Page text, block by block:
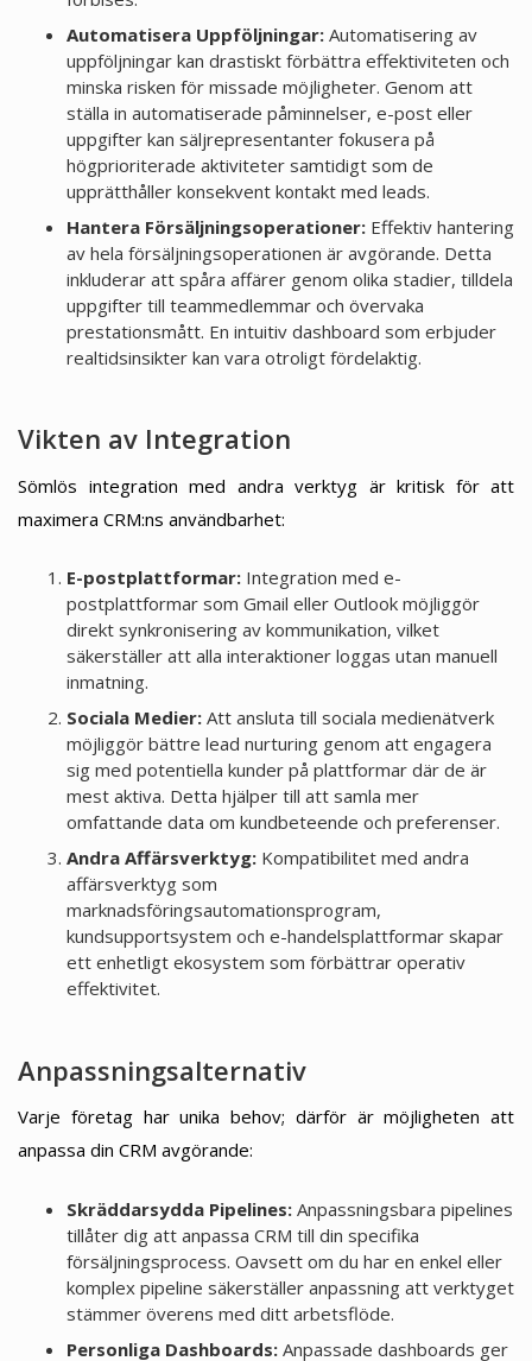
Automatisera Uppföljningar:Automatisering av
uppföljningar kan drastiskt förbättra effektiviteten och
minska risken för missade möjligheter. Genom att
ställa in automatiserade påminnelser, e-post eller
uppgifter kan säljrepresentanter fokusera på
högprioriterade aktiviteter samtidigt som de
upprätthåller konsekvent kontakt med leads.
Hantera Försäljningsoperationer:Effektiv hantering
av hela försäljningsoperationen är avgörande. Detta
inkluderar att spåra affärer genom olika stadier, tilldela
uppgifter till teammedlemmar och övervaka
prestationsmått. En intuitiv dashboard som erbjuder
realtidsinsikter kan vara otroligt fördelaktig.
Vikten av Integration
Sömlös integration med andra verktyg är kritisk för att
maximera CRM:ns användbarhet:
E-postplattformar:Integration med e-
postplattformar som Gmail eller Outlook möjliggör
direkt synkronisering av kommunikation, vilket
säkerställer att alla interaktioner loggas utan manuell
inmatning.
Sociala Medier:Att ansluta till sociala medienätverk
möjliggör bättre lead nurturing genom att engagera
sig med potentiella kunder på plattformar där de är
mest aktiva. Detta hjälper till att samla mer
omfattande data om kundbeteende och preferenser.
Andra Affärsverktyg:Kompatibilitet med andra
affärsverktyg som
marknadsföringsautomationsprogram,
kundsupportsystem och e-handelsplattformar skapar
ett enhetligt ekosystem som förbättrar operativ
effektivitet.
Anpassningsalternativ
Varje företag har unika behov; därför är möjligheten att
anpassa din CRM avgörande:
Skräddarsydda Pipelines:Anpassningsbara pipelines
tillåter dig att anpassa CRM till din specifika
försäljningsprocess. Oavsett om du har en enkel eller
komplex pipeline säkerställer anpassning att verktyget
stämmer överens med ditt arbetsflöde.
Personliga Dashboards:Anpassade dashboards ger